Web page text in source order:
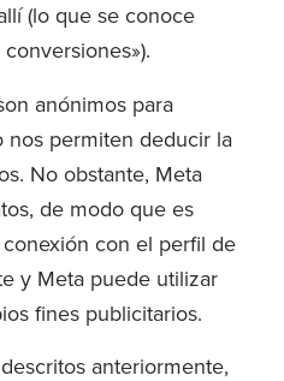
(lo que se conoce
anónimos para
nos permiten deducir la
No obstante, Meta
de modo que es
con el perfil de
y Meta puede utilizar
fines publicitarios.
anteriormente,